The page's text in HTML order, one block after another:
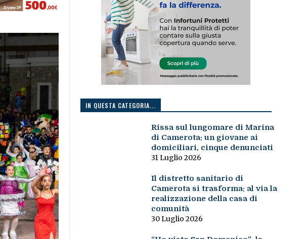
IN QUESTA CATEGORIA...
Rissa sul lungomare di Marina
di Camerota: un giovane ai
domiciliari, cinque denunciati
31 Luglio 2026
Il distretto sanitario di
Camerota si trasforma: al via la
realizzazione della casa di
comunità
30 Luglio 2026